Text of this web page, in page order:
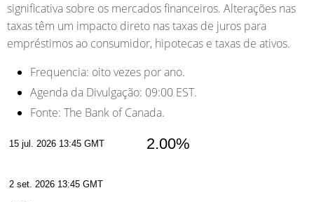
significativa sobre os mercados financeiros. Alterações nas
taxas têm um impacto direto nas taxas de juros para
empréstimos ao consumidor, hipotecas e taxas de ativos.
Frequencia: oito vezes por ano.
Agenda da Divulgação: 09:00 EST.
Fonte: The Bank of Canada.